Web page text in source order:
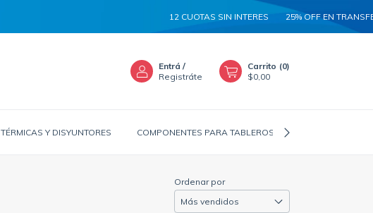
12 CUOTAS SIN INTERES 25% OFF EN
Entrá /
Registráte
Carrito (0)
$0,00
TÉRMICAS Y DISYUNTORES COMPONENTES PARA TABLEROS
Ordenar por